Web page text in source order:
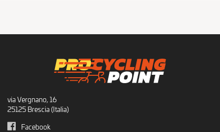
via Vergnano, 16
25125 Brescia (Italia)
Facebook